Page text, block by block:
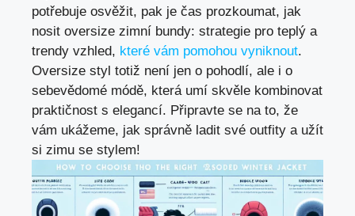
potřebuje osvěžit, pak je čas prozkoumat, jak
nosit oversize zimní bundy: strategie pro teplý a
trendy vzhled, které vám pomohou vyniknout.
Oversize ⁤styl totiž není jen o pohodlí, ale i o
sebevědomé módě, která⁤ umí skvěle kombinovat
praktičnost⁢ s elegancí. Připravte se na to, že
vám ukážeme, jak ⁢správně ladit své outfity a ‌užít
si zimu ⁤se stylem!